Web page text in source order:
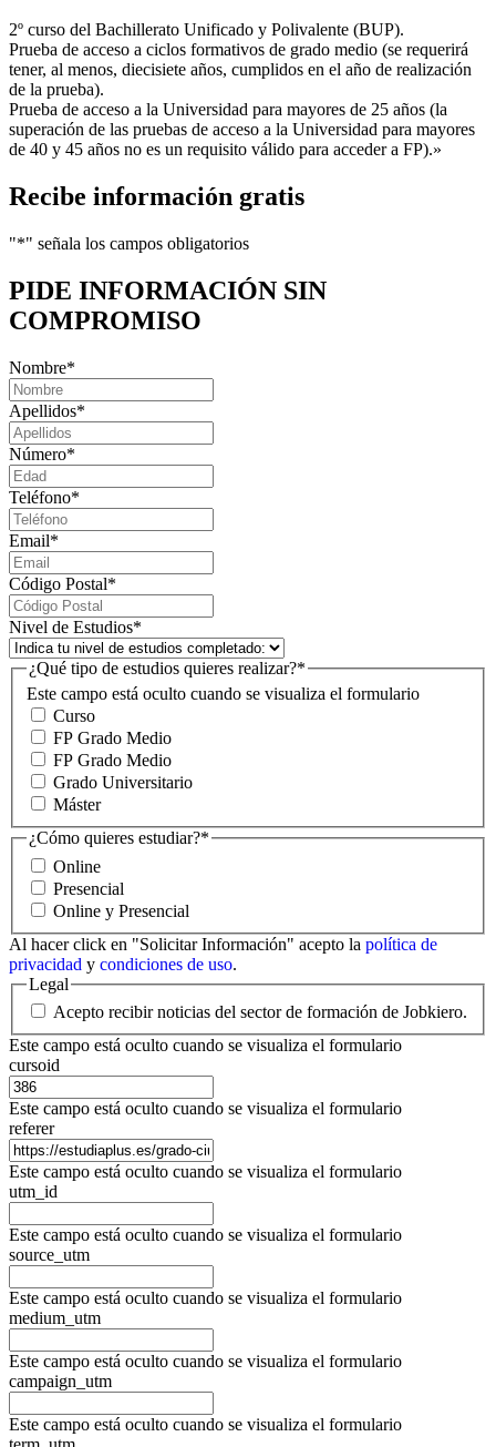
2º curso del Bachillerato Unificado y Polivalente (BUP).
Prueba de acceso a ciclos formativos de grado medio (se requerirá
tener, al menos, diecisiete años, cumplidos en el año de realización
de la prueba).
Prueba de acceso a la Universidad para mayores de 25 años (la
superación de las pruebas de acceso a la Universidad para mayores
de 40 y 45 años no es un requisito válido para acceder a FP).»
Recibe información gratis
"*" señala los campos obligatorios
PIDE INFORMACIÓN SIN
COMPROMISO
Nombre*
Apellidos*
Número*
Teléfono*
Email*
Código Postal*
Nivel de Estudios*
Este campo está oculto cuando se visualiza el formulario
¿Qué tipo de estudios quieres realizar?*
Curso
FP Grado Medio
FP Grado Medio
Grado Universitario
Máster
¿Cómo quieres estudiar?*
Online
Presencial
Online y Presencial
Al hacer click en "Solicitar Información" acepto la política de
privacidad y condiciones de uso.
Legal
Acepto recibir noticias del sector de formación de Jobkiero.
Este campo está oculto cuando se visualiza el formulario
cursoid
Este campo está oculto cuando se visualiza el formulario
referer
Este campo está oculto cuando se visualiza el formulario
utm_id
Este campo está oculto cuando se visualiza el formulario
source_utm
Este campo está oculto cuando se visualiza el formulario
medium_utm
Este campo está oculto cuando se visualiza el formulario
campaign_utm
Este campo está oculto cuando se visualiza el formulario